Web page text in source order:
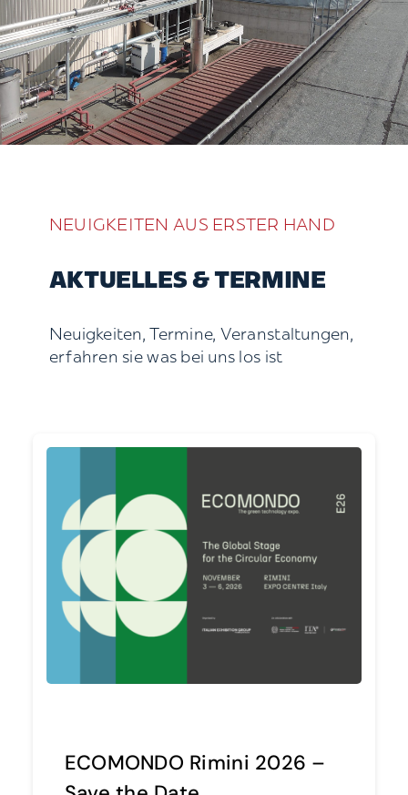
NEUIGKEITEN AUS ERSTER HAND
AKTUELLES & TERMINE
Neuigkeiten, Termine, Veranstaltungen,
erfahren sie was bei uns los ist
ECOMONDO Rimini 2026 –